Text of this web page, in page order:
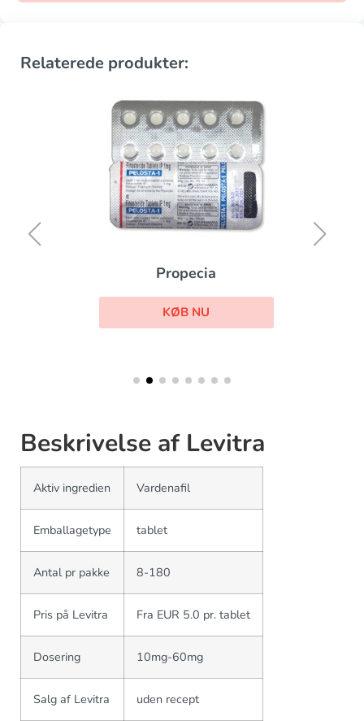
Relaterede produkter:
Propecia
KØB NU
Beskrivelse af Levitra
Aktiv ingredien Vardenafil
Emballagetype tablet
Antal pr pakke 8-180
Pris på Levitra Fra EUR 5.0 pr. tablet
Dosering 10mg-60mg
Salg af Levitra uden recept